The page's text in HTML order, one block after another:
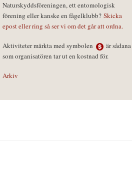
Naturskyddsföreningen, ett entomologisk
förening eller kanske en fågelklubb? Skicka
epost eller ring så ser vi om det går att ordna.
Aktiviteter märkta med symbolen
är sådana
som organisatören tar ut en kostnad för.
Arkiv